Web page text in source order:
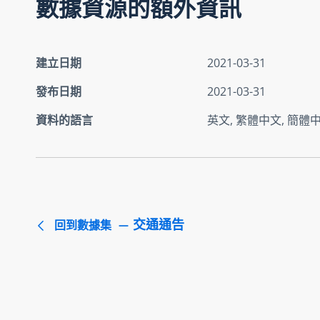
數據資源的額外資訊
建立日期
2021-03-31
發布日期
2021-03-31
資料的語言
英文, 繁體中文, 簡體
回到數據集 交通通告